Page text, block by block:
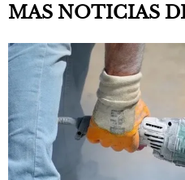
MAS NOTICIAS